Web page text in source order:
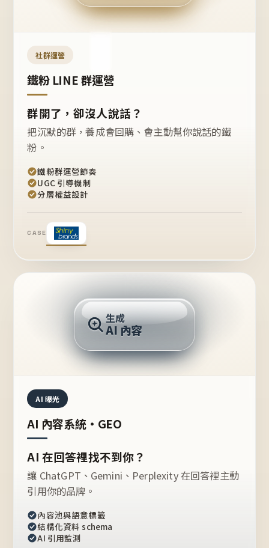
開團
嗎？
社群運營
鐵粉 LINE 群運營
群開了，卻沒人說話？
把沉默的群，養成會回購、會主動幫你說話的鐵
粉。
鐵粉群運營節奏
UGC 引導機制
分層權益設計
CASE
推薦的台灣品牌？
生成
AI 內容
AI 曝光
AI 內容系統・GEO
AI 在回答裡找不到你？
讓 ChatGPT、Gemini、Perplexity 在回答裡主動
引用你的品牌。
內容池與語意標籤
結構化資料 schema
AI 引用監測